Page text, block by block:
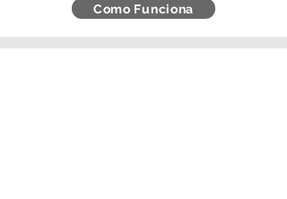
Como Funciona